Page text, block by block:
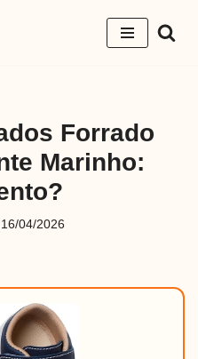
Forrado
Marinho:
16/04/2026